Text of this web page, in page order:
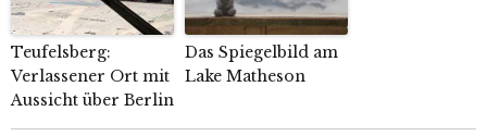
Teufelsberg:
Verlassener Ort mit
Aussicht über Berlin
Das Spiegelbild am
Lake Matheson